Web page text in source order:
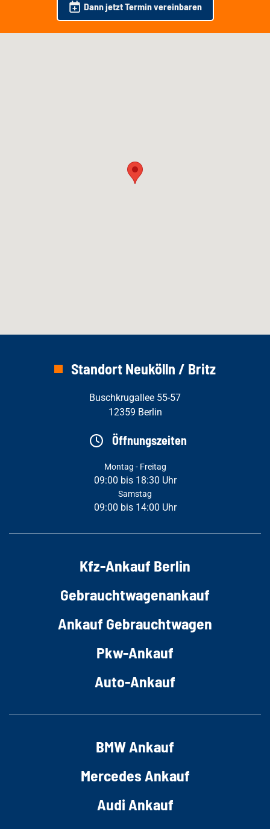
Dann jetzt Termin vereinbaren
Standort Neukölln / Britz
Buschkrugallee 55-57
12359 Berlin
Öffnungszeiten
Montag - Freitag
09:00 bis 18:30 Uhr
Samstag
09:00 bis 14:00 Uhr
Kfz-Ankauf Berlin
Gebrauchtwagenankauf
Ankauf Gebrauchtwagen
Pkw-Ankauf
Auto-Ankauf
BMW Ankauf
Mercedes Ankauf
Audi Ankauf